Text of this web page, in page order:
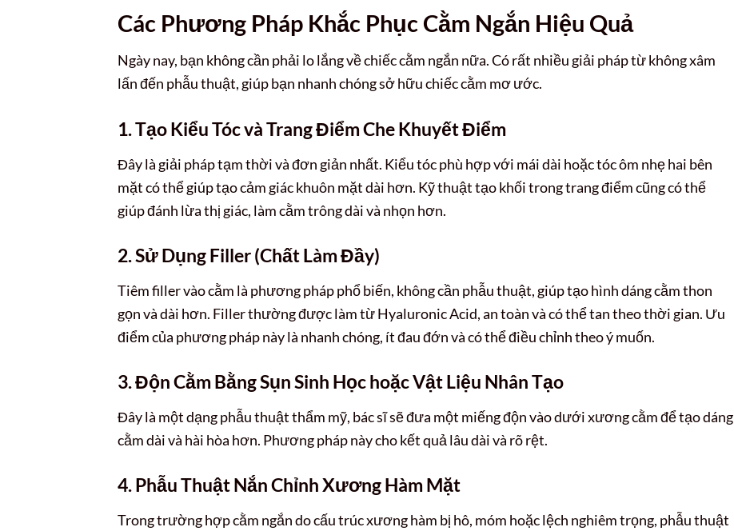
Các Phương Pháp Khắc Phục Cằm Ngắn Hiệu Quả
Ngày nay, bạn không cần phải lo lắng về chiếc cằm ngắn nữa. Có rất nhiều giải pháp từ không xâm
lấn đến phẫu thuật, giúp bạn nhanh chóng sở hữu chiếc cằm mơ ước.
1. Tạo Kiểu Tóc và Trang Điểm Che Khuyết Điểm
Đây là giải pháp tạm thời và đơn giản nhất. Kiểu tóc phù hợp với mái dài hoặc tóc ôm nhẹ hai bên
mặt có thể giúp tạo cảm giác khuôn mặt dài hơn. Kỹ thuật tạo khối trong trang điểm cũng có thể
giúp đánh lừa thị giác, làm cằm trông dài và nhọn hơn.
2. Sử Dụng Filler (Chất Làm Đầy)
Tiêm filler vào cằm là phương pháp phổ biến, không cần phẫu thuật, giúp tạo hình dáng cằm thon
gọn và dài hơn. Filler thường được làm từ Hyaluronic Acid, an toàn và có thể tan theo thời gian. Ưu
điểm của phương pháp này là nhanh chóng, ít đau đớn và có thể điều chỉnh theo ý muốn.
3. Độn Cằm Bằng Sụn Sinh Học hoặc Vật Liệu Nhân Tạo
Đây là một dạng phẫu thuật thẩm mỹ, bác sĩ sẽ đưa một miếng độn vào dưới xương cằm để tạo dáng
cằm dài và hài hòa hơn. Phương pháp này cho kết quả lâu dài và rõ rệt.
4. Phẫu Thuật Nắn Chỉnh Xương Hàm Mặt
Trong trường hợp cằm ngắn do cấu trúc xương hàm bị hô, móm hoặc lệch nghiêm trọng, phẫu thuật